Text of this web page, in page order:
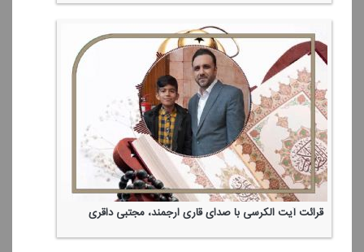
قرائت آیت الكرسی با صدای قاری ارجمند، مجتبی داقری